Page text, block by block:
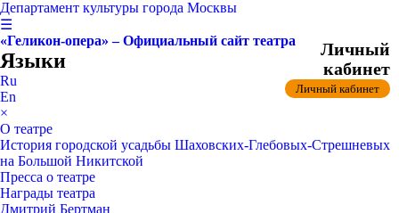
Департамент культуры города Москвы
☰
«Геликон-опера» – Официальный сайт театра
Языки
Ru
En
×
О театре
История городской усадьбы Шаховских-Глебовых-Стрешневых
на Большой Никитской
Пресса о театре
Награды театра
Дмитрий Бертман
Личный
кабинет
Личный кабинет